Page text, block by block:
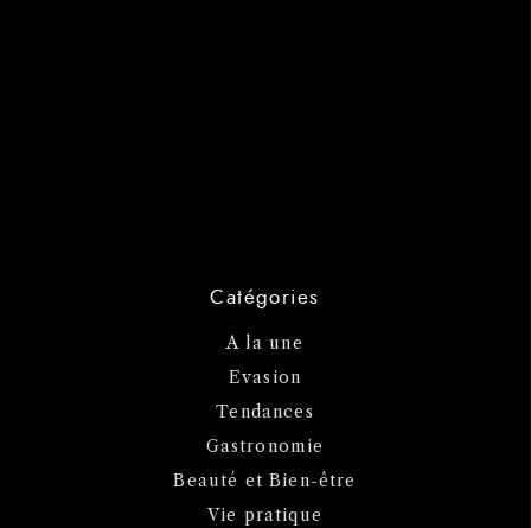
Catégories
A la une
Evasion
Tendances
Gastronomie
Beauté et Bien-être
Vie pratique